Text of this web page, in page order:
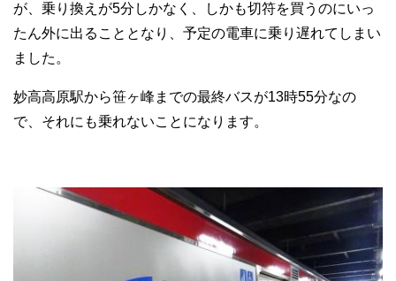
が、乗り換えが5分しかなく、しかも切符を買うのにいっ
たん外に出ることとなり、予定の電車に乗り遅れてしまい
ました。
妙高高原駅から笹ヶ峰までの最終バスが13時55分なの
で、それにも乗れないことになります。